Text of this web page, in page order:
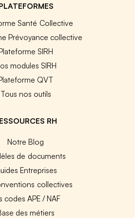
Santé Collective
Prévoyance collective
SIRH
modules SIRH
QVT
Tous nos outils
RH
Notre Blog
de documents
Entreprises
collectives
codes APE / NAF
des métiers